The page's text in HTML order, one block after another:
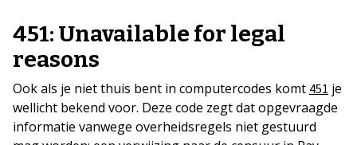
451: Unavailable for legal
reasons
Ook als je niet thuis bent in computercodes komt 451 je
wellicht bekend voor. Deze code zegt dat opgevraagde
informatie vanwege overheidsregels niet gestuurd